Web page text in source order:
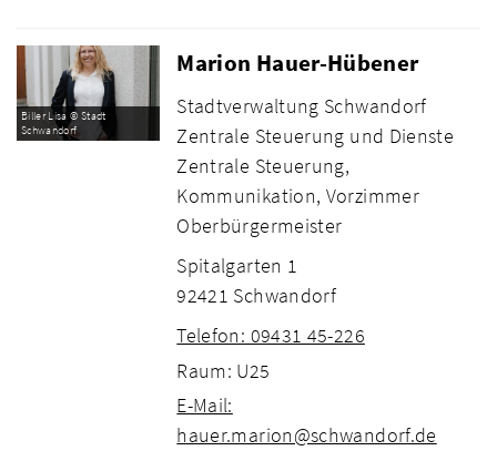
Biller Lisa © Stadt
Schwandorf
Marion Hauer-Hübener
Stadtverwaltung Schwandorf
Zentrale Steuerung und Dienste
Zentrale Steuerung,
Kommunikation, Vorzimmer
Oberbürgermeister
Spitalgarten 1
92421 Schwandorf
Telefon: 09431 45-226
Raum: U25
E-Mail:
hauer.marion@schwandorf.de